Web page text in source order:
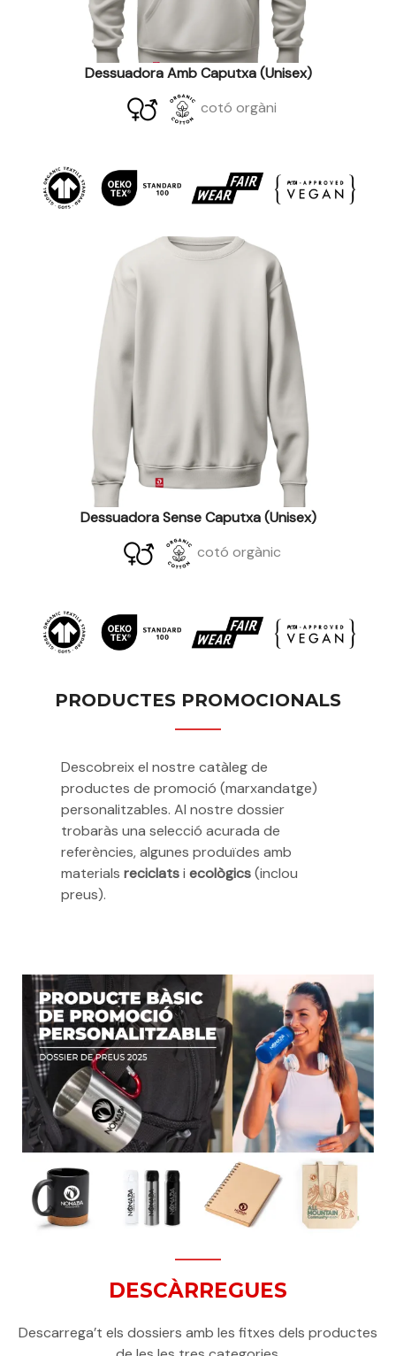
Dessuadora Amb Caputxa (unisex)
cotó orgàni
Dessuadora Sense Caputxa (unisex)
cotó orgànic
PRODUCTES PROMOCIONALS
Descobreix el nostre catàleg de
productes de promoció (marxandatge)
personalitzables. Al nostre dossier
trobaràs una selecció acurada de
referències, algunes produïdes amb
materials reciclatsi ecològics(inclou
preus).
DESCÀRREGUES
Descarrega’t els dossiers amb les fitxes dels productes